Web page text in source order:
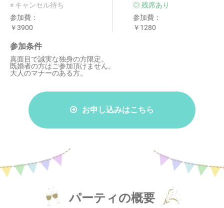
× キャンセル待ち
参加費：
￥3900
◎ 残席あり
参加費：
￥1280
参加条件
真面目で誠実な独身の方限定。
既婚者の方はご参加頂けません。
大人のマナーのある方。
お申し込みはこちら
パーティの概要